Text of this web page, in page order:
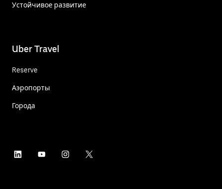
Устойчивое развитие
Uber Travel
Reserve
Аэропорты
Города